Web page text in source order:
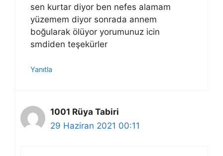
sen kurtar diyor ben nefes alamam
yüzemem diyor sonrada annem
boğularak ölüyor yorumunuz icin
smdiden teşekürler
Yanıtla
1001 Rüya Tabiri
29 Haziran 2021 00:11